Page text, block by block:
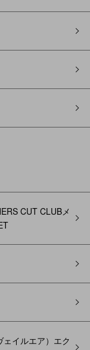
CUT CLUBメ
イルエア）エク